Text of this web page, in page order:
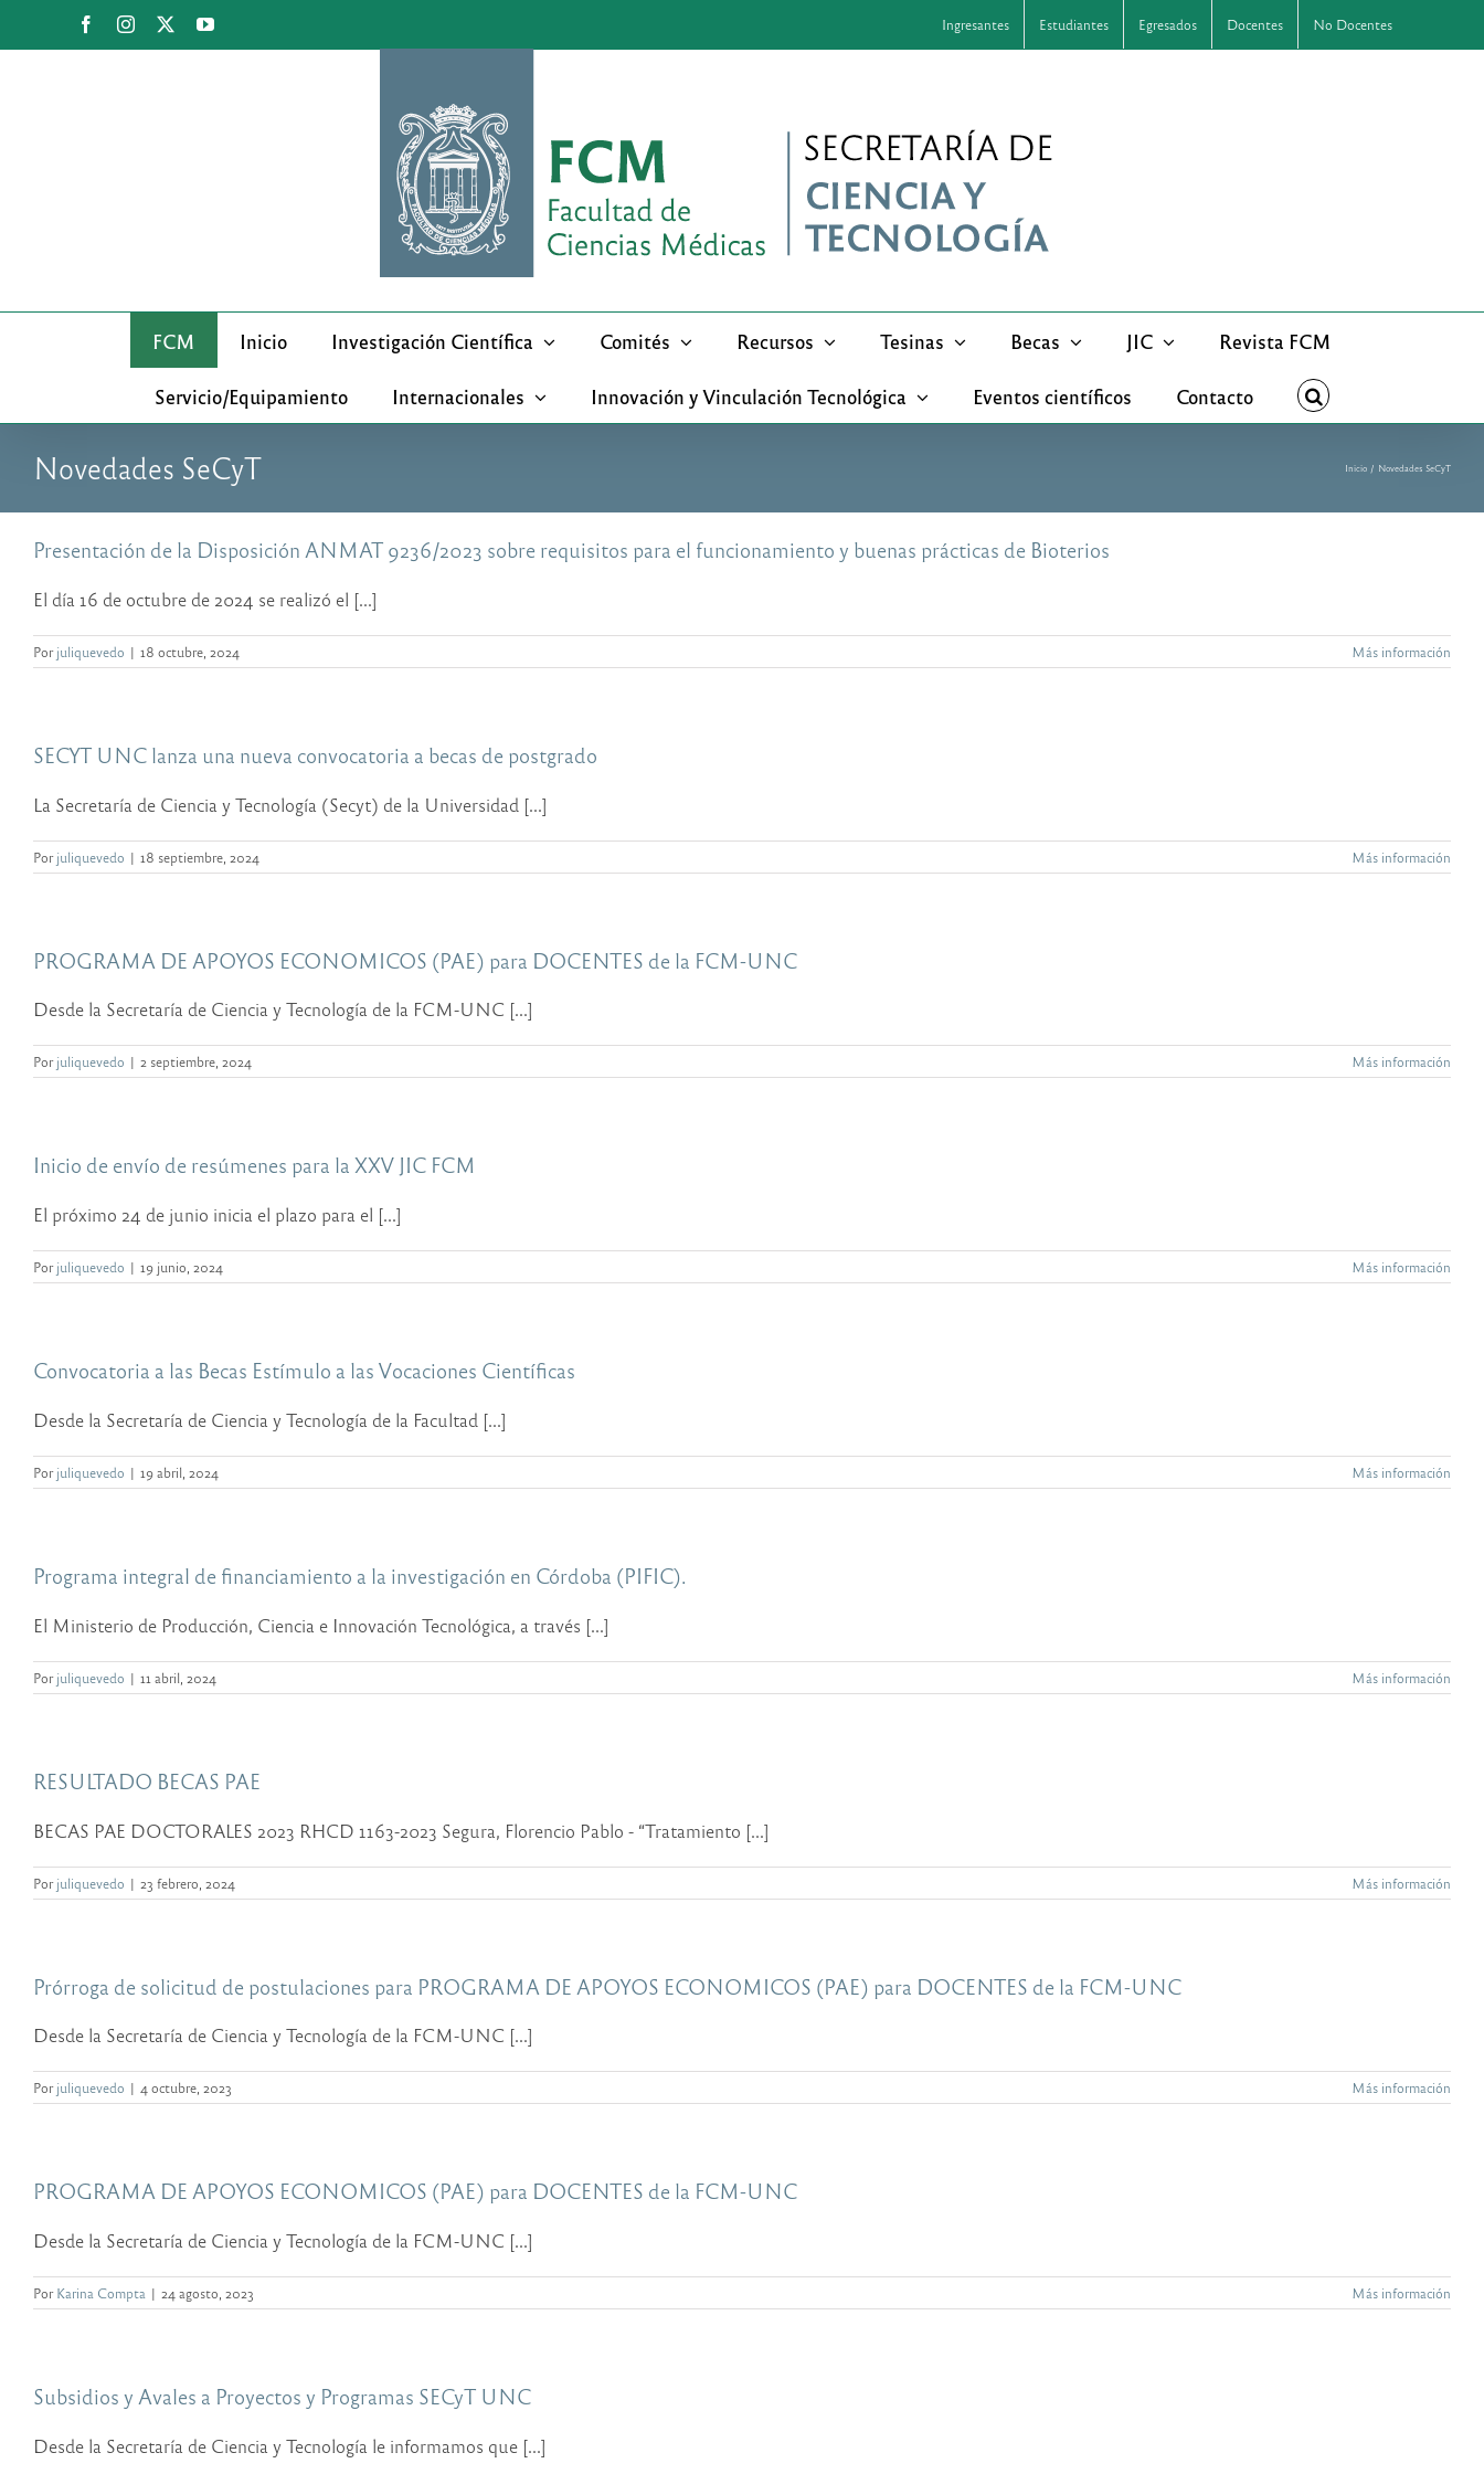
FacebookInstagram YouTube Ingresantes Estudiantes Egresados Docentes No Docentes
FCM Inicio Investigación Científica Comités Recursos Tesinas Becas JIC Revista FCM
Servicio/Equipamiento Internacionales Innovación y Vinculación Tecnológica Eventos científicos Contacto
Novedades SeCyT Inicio Novedades SeCyT
Presentación de la Disposición ANMAT 9236/2023 sobre requisitos para el funcionamiento y buenas prácticas de Bioterios
El día 16 de octubre de 2024 se realizó el [...]
Porjuliquevedo | 18 octubre, 2024 Más información
SECYT UNC lanza una nueva convocatoria a becas de postgrado
La Secretaría de Ciencia y Tecnología (Secyt) de la Universidad [...]
Porjuliquevedo | 18 septiembre, 2024 Más información
PROGRAMA DE APOYOS ECONOMICOS (PAE) para DOCENTES de la FCM-UNC
Desde la Secretaría de Ciencia y Tecnología de la FCM-UNC [...]
Porjuliquevedo | 2 septiembre, 2024 Más información
Inicio de envío de resúmenes para la XXV JIC FCM
El próximo 24 de junio inicia el plazo para el [...]
Porjuliquevedo | 19 junio, 2024 Más información
Convocatoria a las Becas Estímulo a las Vocaciones Científicas
Desde la Secretaría de Ciencia y Tecnología de la Facultad [...]
Porjuliquevedo | 19 abril, 2024 Más información
Programa integral de financiamiento a la investigación en Córdoba (PIFIC).
El Ministerio de Producción, Ciencia e Innovación Tecnológica, a través [...]
Porjuliquevedo | 11 abril, 2024 Más información
RESULTADO BECAS PAE
BECAS PAE DOCTORALES 2023 RHCD 1163-2023 Segura, Florencio Pablo - “Tratamiento [...]
Porjuliquevedo | 23 febrero, 2024 Más información
Prórroga de solicitud de postulaciones para PROGRAMA DE APOYOS ECONOMICOS (PAE) para DOCENTES de la FCM-UNC
Desde la Secretaría de Ciencia y Tecnología de la FCM-UNC [...]
Porjuliquevedo | 4 octubre, 2023 Más información
PROGRAMA DE APOYOS ECONOMICOS (PAE) para DOCENTES de la FCM-UNC
Desde la Secretaría de Ciencia y Tecnología de la FCM-UNC [...]
PorKarina Compta | 24 agosto, 2023 Más información
Subsidios y Avales a Proyectos y Programas SECyT UNC
Desde la Secretaría de Ciencia y Tecnología le informamos que [...]